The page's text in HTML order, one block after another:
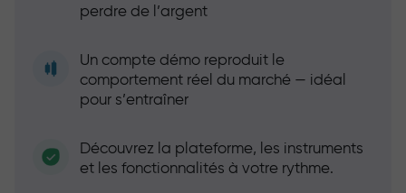
perdre de l’argent
Un compte démo reproduit le
comportement réel du marché — idéal
pour s’entraîner
Découvrez la plateforme, les instruments
et les fonctionnalités à votre rythme.